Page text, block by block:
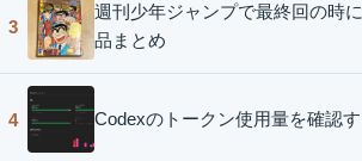
3
週刊少年ジャンプで最終回の時
品まとめ
4 Codexのトークン使用量を確認